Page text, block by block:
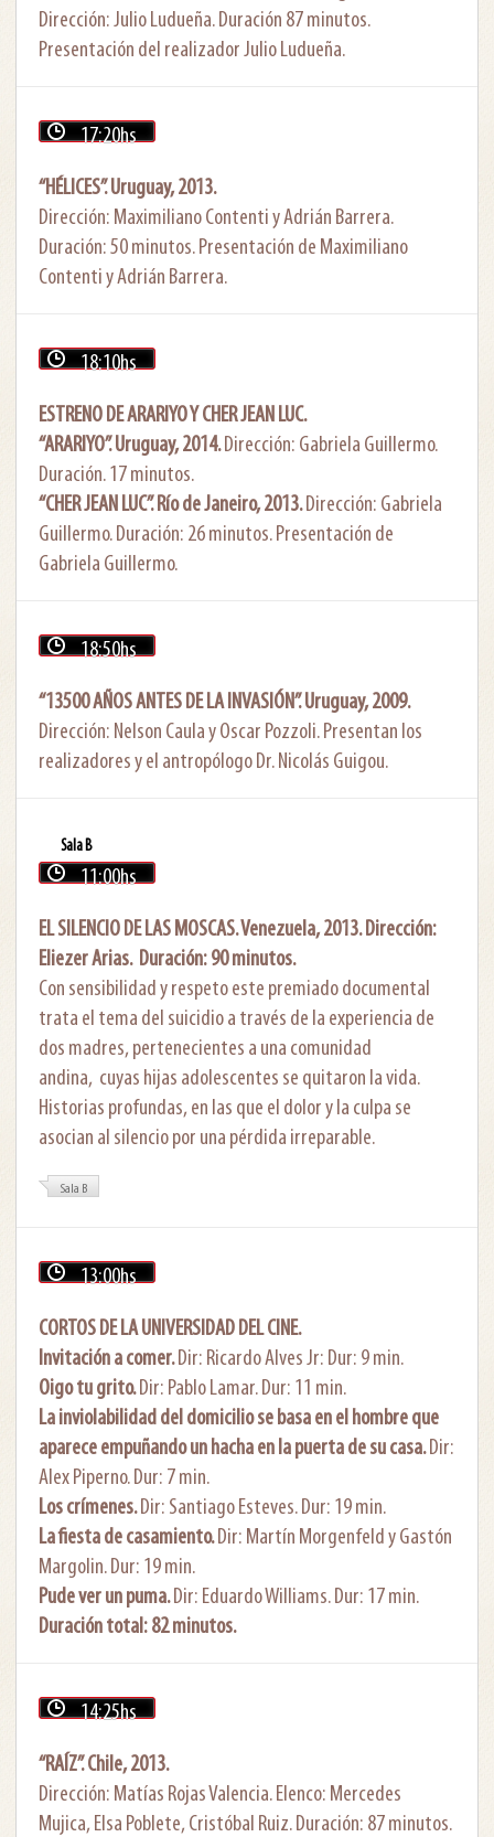
Dirección: Julio Ludueña. Duración 87 minutos.
Presentación del realizador Julio Ludueña.
17:20hs
“HÉLICES”. Uruguay, 2013.
Dirección: Maximiliano Contenti y Adrián Barrera.
Duración: 50 minutos. Presentación de Maximiliano
Contenti y Adrián Barrera.
18:10hs
ESTRENO DE ARARIYO Y CHER JEAN LUC.
“ARARIYO”.Uruguay, 2014.Dirección: Gabriela Guillermo.
Duración. 17 minutos.
“CHER JEAN LUC”. Río de Janeiro, 2013.Dirección: Gabriela
Guillermo. Duración: 26 minutos. Presentación de
Gabriela Guillermo.
18:50hs
“13500 AÑOS ANTES DE LA INVASIÓN”. Uruguay, 2009.
Dirección: Nelson Caula y Oscar Pozzoli. Presentan los
realizadores y el antropólogo Dr. Nicolás Guigou.
Sala B
11:00hs
EL SILENCIO DE LAS MOSCAS. Venezuela, 2013. Dirección:
Eliezer Arias. Duración: 90 minutos.
Con sensibilidad y respeto este premiado documental
trata el tema del suicidio a través de la experiencia de
dos madres, pertenecientes a una comunidad
andina, cuyas hijas adolescentes se quitaron la vida.
Historias profundas, en las que el dolor y la culpa se
asocian al silencio por una pérdida irreparable.
Sala B
13:00hs
CORTOS DE LA UNIVERSIDAD DEL CINE.
Invitación a comer.Dir: Ricardo Alves Jr: Dur: 9 min.
Oigo tu grito.Dir: Pablo Lamar. Dur: 11 min.
La inviolabilidad del domicilio se basa en el hombre que
aparece empuñando un hacha en la puerta de su casa.Dir:
Alex Piperno. Dur: 7 min.
Los crímenes.Dir: Santiago Esteves. Dur: 19 min.
La fiesta de casamiento.Dir: Martín Morgenfeld y Gastón
Margolin. Dur: 19 min.
Pude ver un puma.Dir: Eduardo Williams. Dur: 17 min.
Duración total: 82 minutos.
14:25hs
“RAÍZ”. Chile, 2013.
Dirección: Matías Rojas Valencia. Elenco: Mercedes
Mujica, Elsa Poblete, Cristóbal Ruiz. Duración: 87 minutos.